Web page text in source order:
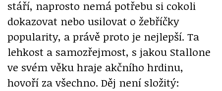
stáří, naprosto nemá potřebu si cokoli
dokazovat nebo usilovat o žebříčky
popularity, a právě proto je nejlepší. Ta
lehkost a samozřejmost, s jakou Stallone
ve svém věku hraje akčního hrdinu,
hovoří za všechno. Děj není složitý: